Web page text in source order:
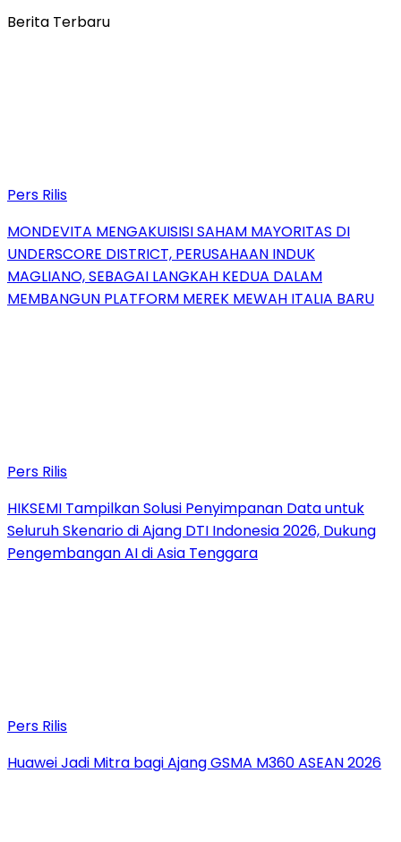
Berita Terbaru
Pers Rilis
MONDEVITA MENGAKUISISI SAHAM MAYORITAS DI
UNDERSCORE DISTRICT, PERUSAHAAN INDUK
MAGLIANO, SEBAGAI LANGKAH KEDUA DALAM
MEMBANGUN PLATFORM MEREK MEWAH ITALIA BARU
Pers Rilis
HIKSEMI Tampilkan Solusi Penyimpanan Data untuk
Seluruh Skenario di Ajang DTI Indonesia 2026, Dukung
Pengembangan AI di Asia Tenggara
Pers Rilis
Huawei Jadi Mitra bagi Ajang GSMA M360 ASEAN 2026